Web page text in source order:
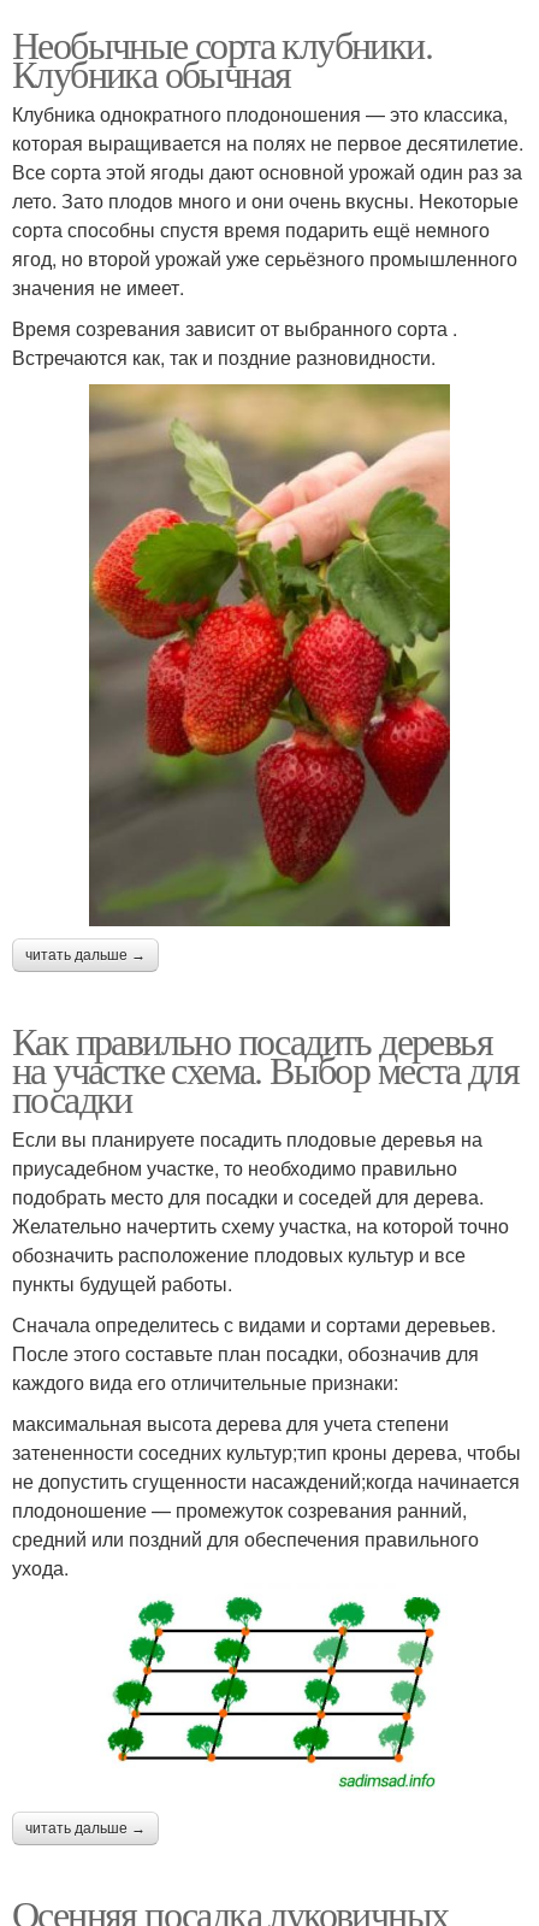
Необычные сорта клубники.
Клубника обычная
Клубника однократного плодоношения — это классика,
которая выращивается на полях не первое десятилетие.
Все сорта этой ягоды дают основной урожай один раз за
лето. Зато плодов много и они очень вкусны. Некоторые
сорта способны спустя время подарить ещё немного
ягод, но второй урожай уже серьёзного промышленного
значения не имеет.
Время созревания зависит от выбранного сорта .
Встречаются как, так и поздние разновидности.
читать дальше →
Как правильно посадить деревья
на участке схема. Выбор места для
посадки
Если вы планируете посадить плодовые деревья на
приусадебном участке, то необходимо правильно
подобрать место для посадки и соседей для дерева.
Желательно начертить схему участка, на которой точно
обозначить расположение плодовых культур и все
пункты будущей работы.
Сначала определитесь с видами и сортами деревьев.
После этого составьте план посадки, обозначив для
каждого вида его отличительные признаки:
максимальная высота дерева для учета степени
затененности соседних культур;тип кроны дерева, чтобы
не допустить сгущенности насаждений;когда начинается
плодоношение — промежуток созревания ранний,
средний или поздний для обеспечения правильного
ухода.
читать дальше →
Осенняя посадка луковичных